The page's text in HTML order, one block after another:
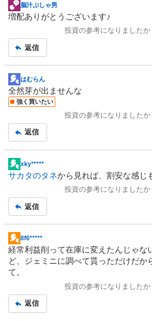
掲
示
事
脳汁ぷしゃ男
増配ありがとうございます♪
投資の参考になりましたか
返信
掲
示
板
はむらん
全然芽が出ませんな
強く買いたい
投資の参考になりましたか
返信
掲
示
事
xky*****
サカタのタネから見れば、割安な感じ
投資の参考になりましたか
返信
掲
示
板
記
8f6*****
経常利益削って在庫に変えたんじゃな
ど、ジェミニに調べて貰っただけだか
て。
投資の参考になりましたか
返信